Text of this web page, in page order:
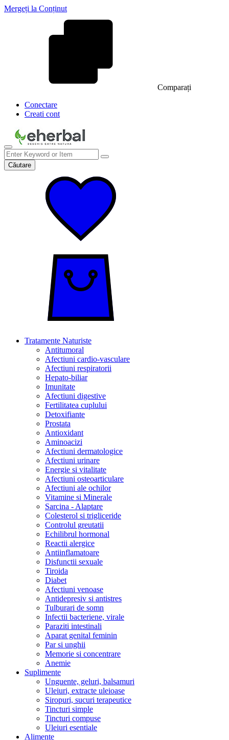
Mergeți la Conținut
Comparați
Conectare
Creati cont
Căutare
Tratamente Naturiste
Antitumoral
Afectiuni cardio-vasculare
Afectiuni respiratorii
Hepato-biliar
Imunitate
Afectiuni digestive
Fertilitatea cuplului
Detoxifiante
Prostata
Antioxidant
Aminoacizi
Afectiuni dermatologice
Afectiuni urinare
Energie si vitalitate
Afectiuni osteoarticulare
Afectiuni ale ochilor
Vitamine si Minerale
Sarcina - Alaptare
Colesterol si trigliceride
Controlul greutatii
Echilibrul hormonal
Reactii alergice
Antiinflamatoare
Disfunctii sexuale
Tiroida
Diabet
Afectiuni venoase
Antidepresiv si antistres
Tulburari de somn
Infectii bacteriene, virale
Paraziti intestinali
Aparat genital feminin
Par si unghii
Memorie si concentrare
Anemie
Suplimente
Unguente, geluri, balsamuri
Uleiuri, extracte uleioase
Siropuri, sucuri terapeutice
Tincturi simple
Tincturi compuse
Uleiuri esentiale
Alimente